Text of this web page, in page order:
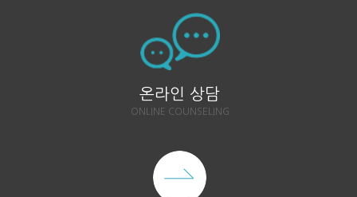
온라인 상담
ONLINE COUNSELING